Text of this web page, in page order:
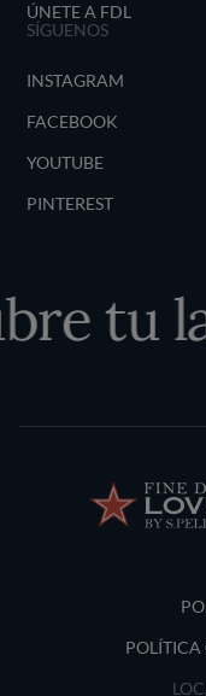
ÚNETE A FDL
SÍGUENOS
INSTAGRAM
FACEBOOK
YOUTUBE
PINTEREST
tu
Terms
POLÍTICA